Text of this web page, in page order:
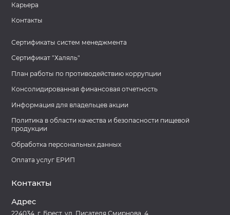
Карьера
Контакты
Сертификаты систем менеджмента
Сертификат "Халяль"
План работы по противодействию коррупции
Консолидированная финансовая отчетность
Информация для владельцев акции
Политика в области качества и безопасности пищевой
продукции
Обработка персональных данных
Оплата услуг ЕРИП
Контакты
Адрес
224034, г. Брест, ул. Писателя Смирнова, 4